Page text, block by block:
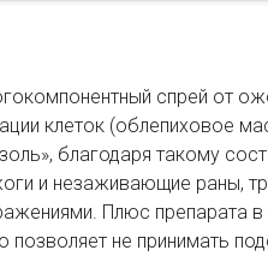
спрей от
клеток (облепиховое
благодаря такому
и незаживающие раны,
Плюс препарата в
позволяет не принимать